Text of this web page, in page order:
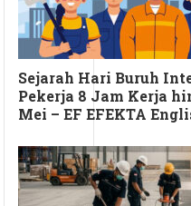
Sejarah Hari Buruh
Pekerja 8 Jam Kerja
Mei – EF EFEKTA